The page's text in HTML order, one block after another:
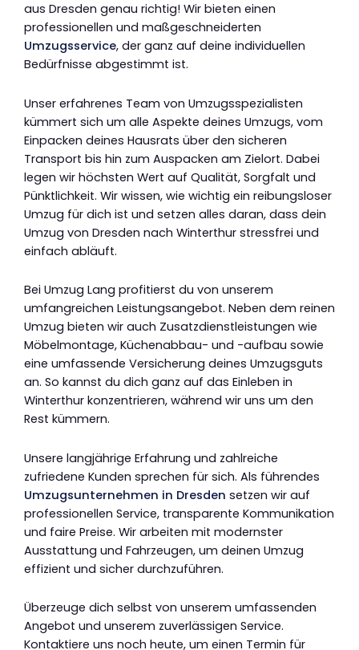
aus Dresden genau richtig! Wir bieten einen
professionellen und maßgeschneiderten
Umzugsservice, der ganz auf deine individuellen
Bedürfnisse abgestimmt ist.
Unser erfahrenes Team von Umzugsspezialisten
kümmert sich um alle Aspekte deines Umzugs, vom
Einpacken deines Hausrats über den sicheren
Transport bis hin zum Auspacken am Zielort. Dabei
legen wir höchsten Wert auf Qualität, Sorgfalt und
Pünktlichkeit. Wir wissen, wie wichtig ein reibungsloser
Umzug für dich ist und setzen alles daran, dass dein
Umzug von Dresden nach Winterthur stressfrei und
einfach abläuft.
Bei Umzug Lang profitierst du von unserem
umfangreichen Leistungsangebot. Neben dem reinen
Umzug bieten wir auch Zusatzdienstleistungen wie
Möbelmontage, Küchenabbau- und -aufbau sowie
eine umfassende Versicherung deines Umzugsguts
an. So kannst du dich ganz auf das Einleben in
Winterthur konzentrieren, während wir uns um den
Rest kümmern.
Unsere langjährige Erfahrung und zahlreiche
zufriedene Kunden sprechen für sich. Als führendes
Umzugsunternehmen in Dresden setzen wir auf
professionellen Service, transparente Kommunikation
und faire Preise. Wir arbeiten mit modernster
Ausstattung und Fahrzeugen, um deinen Umzug
effizient und sicher durchzuführen.
Überzeuge dich selbst von unserem umfassenden
Angebot und unserem zuverlässigen Service.
Kontaktiere uns noch heute, um einen Termin für